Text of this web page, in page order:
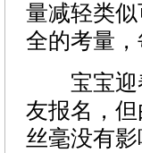
量减轻类
全的考量
宝宝迎春
友报名，
丝毫没有